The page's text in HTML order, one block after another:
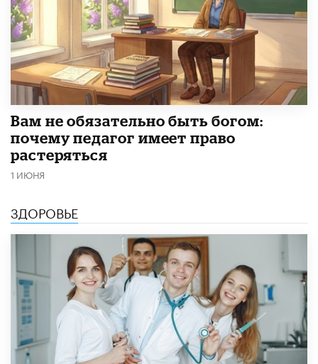
​Вам не обязательно быть богом:
почему педагог имеет право
растеряться
1 ИЮНЯ
ЗДОРОВЬЕ